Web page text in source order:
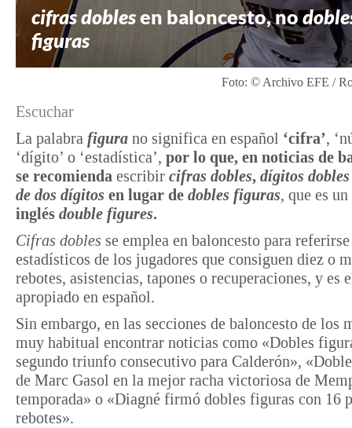
cifras doblesen baloncesto, no
figuras
Foto: © Archivo EFE /
Escuchar
La palabra figura no significa en español ‘cifra’,
‘dígito’ o ‘estadística’, por lo que, en noticias de
se recomienda escribir cifras dobles, dígitos dobles
de dos dígitos en lugar de dobles figuras, que es un
inglés double figures.
Cifras dobles se emplea en baloncesto para
estadísticos de los jugadores que consiguen diez o
rebotes, asistencias, tapones o recuperaciones, y es
apropiado en español.
Sin embargo, en las secciones de baloncesto de los
muy habitual encontrar noticias como «Dobles
segundo triunfo consecutivo para Calderón»,
de Marc Gasol en la mejor racha victoriosa de
temporada» o «Diagné firmó dobles figuras con 16
rebotes».